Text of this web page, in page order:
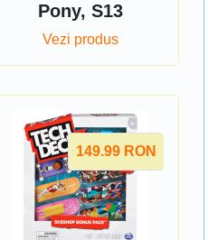
Pony, S13
Vezi produs
149.99 RON